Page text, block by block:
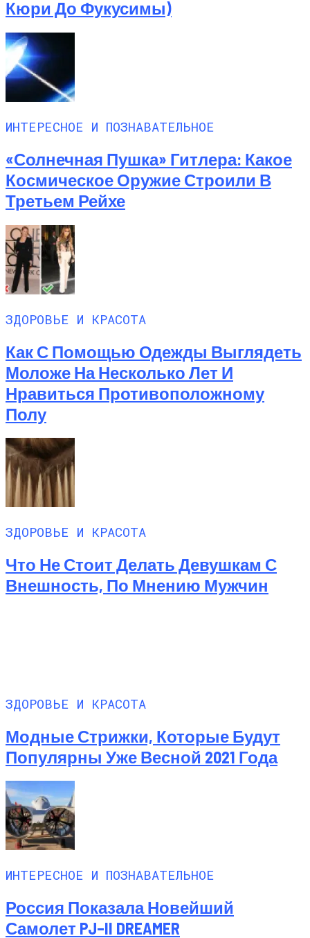
Кюри До Фукусимы)
ИНТЕРЕСНОЕ И ПОЗНАВАТЕЛЬНОЕ
«Солнечная Пушка» Гитлера: Какое
Космическое Оружие Строили В
Третьем Рейхе
ЗДОРОВЬЕ И КРАСОТА
Как С Помощью Одежды Выглядеть
Моложе На Несколько Лет И
Нравиться Противоположному
Полу
ЗДОРОВЬЕ И КРАСОТА
Что Не Стоит Делать Девушкам С
Внешность, По Мнению Мужчин
ЗДОРОВЬЕ И КРАСОТА
Модные Стрижки, Которые Будут
Популярны Уже Весной 2021 Года
ИНТЕРЕСНОЕ И ПОЗНАВАТЕЛЬНОЕ
Россия Показала Новейший
Самолет PJ–II DREAMER